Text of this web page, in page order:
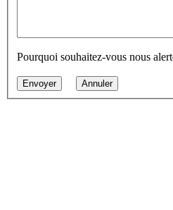
Pourquoi souhaitez-vous nous